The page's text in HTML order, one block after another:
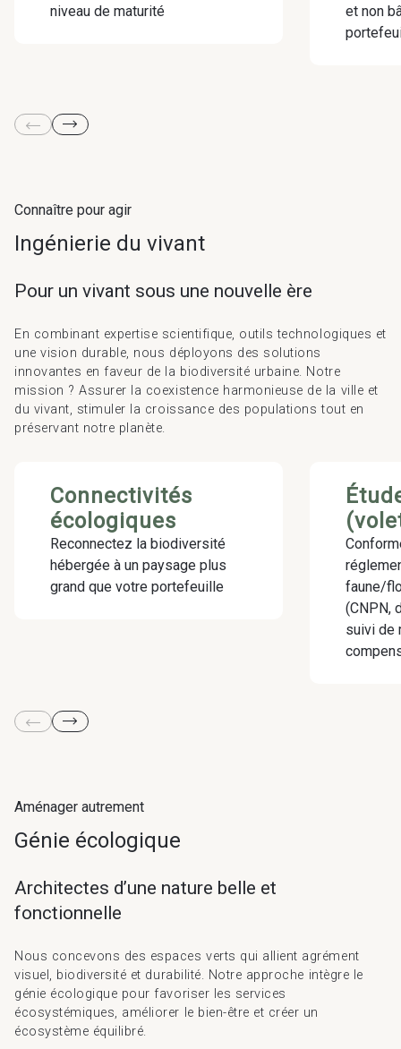
niveau de maturité
et non
Connaître pour agir
Ingénierie du vivant
Pour un vivant sous une nouvelle ère
En combinant expertise scientifique, outils technologiques et
une vision durable, nous déployons des solutions
innovantes en faveur de la biodiversité urbaine. Notre
mission ? Assurer la coexistence harmonieuse de la ville et
du vivant, stimuler la croissance des populations tout en
préservant notre planète.
Connectivités
écologiques
Reconnectez la biodiversité
hébergée à un paysage plus
grand que votre portefeuille
faune/
(CNPN,
suivi de
Aménager autrement
Génie écologique
Architectes d’une nature belle et
fonctionnelle
Nous concevons des espaces verts qui allient agrément
visuel, biodiversité et durabilité. Notre approche intègre le
génie écologique pour favoriser les services
écosystémiques, améliorer le bien-être et créer un
écosystème équilibré.